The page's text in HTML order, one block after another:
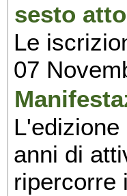
sesto
Le
07
anni di
ripercorre